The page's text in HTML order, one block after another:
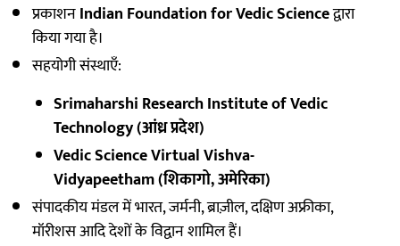
प्रकाशनIndian Foundation for Vedic Scienceद्वारा
किया गया है।
सहयोगी संस्थाएँ:
Srimaharshi Research Institute of Vedic
Technology (आंध्र प्रदेश)
Vedic Science Virtual Vishva-
Vidyapeetham (शिकागो, अमेरिका)
संपादकीय मंडल में भारत, जर्मनी, ब्राज़ील, दक्षिण अफ्रीका,
मॉरीशस आदि देशों के विद्वान शामिल हैं।